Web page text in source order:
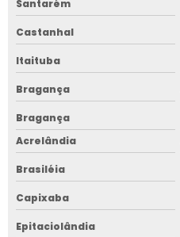
Santarém
Castanhal
Itaituba
Bragança
Bragança
Acrelândia
Brasiléia
Capixaba
Epitaciolândia